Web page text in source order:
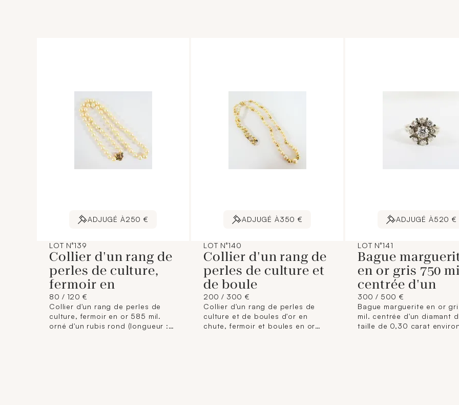
ADJUGÉ À250 €
LOT N°139
Collier d'un rang de
perles de culture,
fermoir en
80 / 120 €
Collier d'un rang de perles de
culture, fermoir en or 585 mil.
orné d'un rubis rond (longueur :
ADJUGÉ À350 €
LOT N°140
Collier d'un rang de
perles de culture et
de boule
200 / 300 €
Collier d'un rang de perles de
culture et de boules d'or en
chute, fermoir et boules en or
ADJUGÉ À520 €
LOT N°141
Bague
en or gris 750
centrée d'un
300 / 500 €
Bague marguerite en or
mil. centrée d'un diamant
taille de 0,30 carat